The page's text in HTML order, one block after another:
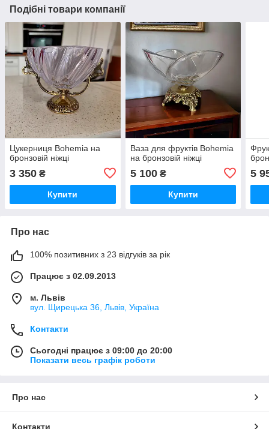
Подібні товари компанії
Цукерниця Bohemia на
бронзовій ніжці
3 350 ₴
Купити
Ваза для фруктів Bohemia
на бронзовій ніжці
5 100₴
Купити
5
Про нас
100% позитивних з 23 відгуків за рік
Працює з 02.09.2013
м. Львів
вул. Щирецька 36, Львів, Україна
Контакти
Сьогодні працює з 09:00 до 20:00
Показати весь графік роботи
Про нас
Контакти